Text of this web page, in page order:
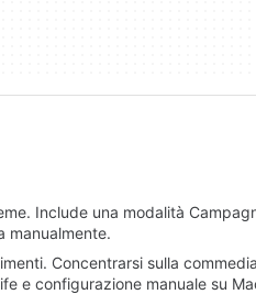
Include una modalità
manualmente.
Concentrarsi sulla
e configurazione manuale su